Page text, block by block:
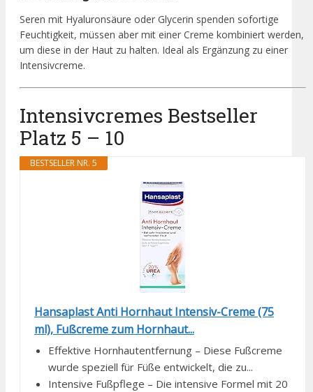
Seren mit Hyaluronsäure oder Glycerin spenden sofortige
Feuchtigkeit, müssen aber mit einer Creme kombiniert werden,
um diese in der Haut zu halten. Ideal als Ergänzung zu einer
Intensivcreme.
Intensivcremes Bestseller
Platz 5 – 10
BESTSELLER NR. 5
Hansaplast Anti Hornhaut Intensiv-Creme (75
ml), Fußcreme zum Hornhaut...
Effektive Hornhautentfernung – Diese Fußcreme
wurde speziell für Füße entwickelt, die zu...
Intensive Fußpflege – Die intensive Formel mit 20